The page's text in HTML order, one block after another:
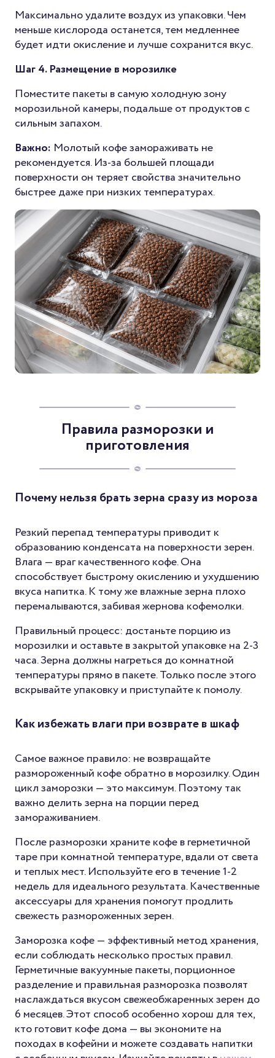
Максимально удалите воздух из упаковки. Чем
меньше кислорода останется, тем медленнее
будет идти окисление и лучше сохранится вкус.
Шаг 4. Размещение в морозилке
Поместите пакеты в самую холодную зону
морозильной камеры, подальше от продуктов с
сильным запахом.
Важно: Молотый кофе замораживать не
рекомендуется. Из-за большей площади
поверхности он теряет свойства значительно
быстрее даже при низких температурах.
Правила разморозки и
приготовления
Почему нельзя брать зерна сразу из мороза
Резкий перепад температуры приводит к
образованию конденсата на поверхности зерен.
Влага — враг качественного кофе. Она
способствует быстрому окислению и ухудшению
вкуса напитка. К тому же влажные зерна плохо
перемалываются, забивая жернова кофемолки.
Правильный процесс: достаньте порцию из
морозилки и оставьте в закрытой упаковке на 2-3
часа. Зерна должны нагреться до комнатной
температуры прямо в пакете. Только после этого
вскрывайте упаковку и приступайте к помолу.
Как избежать влаги при возврате в шкаф
Самое важное правило: не возвращайте
размороженный кофе обратно в морозилку. Один
цикл заморозки — это максимум. Поэтому так
важно делить зерна на порции перед
замораживанием.
После разморозки храните кофе в герметичной
таре при комнатной температуре, вдали от света
и теплых мест. Используйте его в течение 1-2
недель для идеального результата. Качественные
аксессуары для хранения помогут продлить
свежесть размороженных зерен.
Заморозка кофе — эффективный метод хранения,
если соблюдать несколько простых правил.
Герметичные вакуумные пакеты, порционное
разделение и правильная разморозка позволят
наслаждаться вкусом свежеобжаренных зерен до
6 месяцев. Этот способ особенно хорош для тех,
кто готовит кофе дома — вы экономите на
походах в кофейни и можете создавать напитки